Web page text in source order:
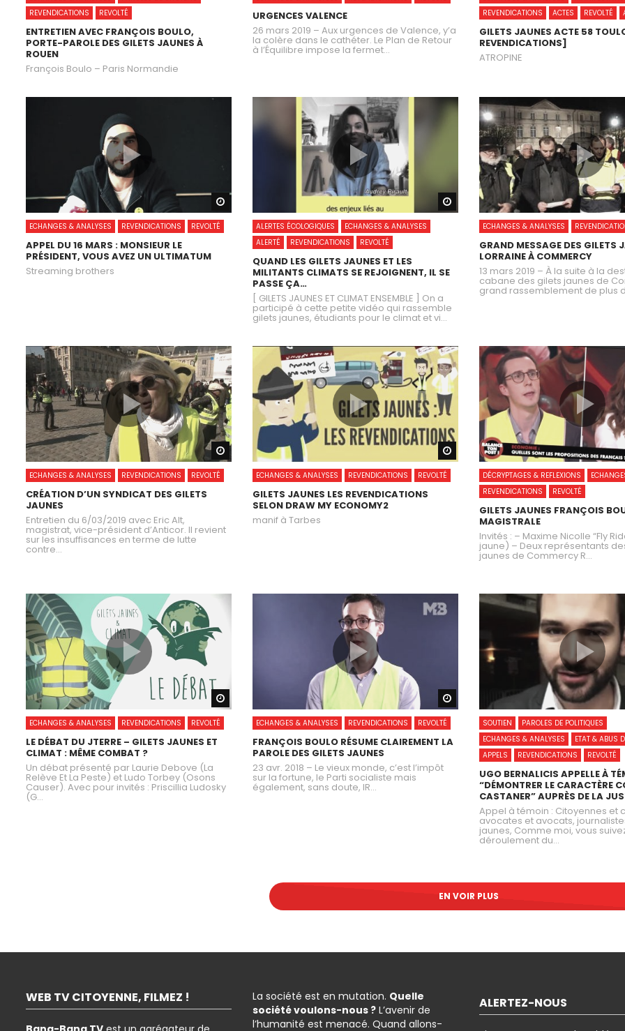
REVENDICATIONS
REVOLTÉ
ENTRETIEN AVEC FRANÇOIS BOULO,
PORTE-PAROLE DES GILETS JAUNES À
ROUEN
François Boulo – Paris Normandie
URGENCES VALENCE
26 mars 2019 – Aux urgences de Valence, y’a
la colère dans le cathéter. Le Plan de Retour
à l’Équilibre impose la fermet...
REVENDICATIONS
ACTES REVOLTÉ
GILETS JAUNES ACTE 58
REVENDICATIONS]
ATROPINE
ECHANGES & ANALYSES REVENDICATIONS REVOLTÉ
APPEL DU 16 MARS : MONSIEUR LE
PRÉSIDENT, VOUS AVEZ UN ULTIMATUM
Streaming brothers
Watch Later
ALERTES ÉCOLOGIQUES
ECHANGES & ANALYSES
ALERTÉ
REVENDICATIONS REVOLTÉ
QUAND LES GILETS JAUNES ET LES
MILITANTS CLIMATS SE REJOIGNENT, IL SE
PASSE ÇA…
[ GILETS JAUNES ET CLIMAT ENSEMBLE ] On a
participé à cette petite vidéo qui rassemble
gilets jaunes, étudiants pour le climat et vi...
ECHANGES & ANALYSES
GRAND MESSAGE DES GILETS
LORRAINE À COMMERCY
13 mars 2019 – À la suite à la
cabane des gilets jaunes de
grand rassemblement de plus
Watch Later
ECHANGES & ANALYSES REVENDICATIONS REVOLTÉ
CRÉATION D’UN SYNDICAT DES GILETS
JAUNES
Entretien du 6/03/2019 avec Eric Alt,
magistrat, vice-président d’Anticor. Il revient
sur les insuffisances en terme de lutte
contre...
Watch Later
ECHANGES & ANALYSES REVENDICATIONS REVOLTÉ
GILETS JAUNES LES REVENDICATIONS
SELON DRAW MY ECONOMY2
manif à Tarbes
DÉCRYPTAGES & REFLEXIONS
REVENDICATIONS
REVOLTÉ
GILETS JAUNES FRANÇOIS
MAGISTRALE
Invités : – Maxime Nicolle “Fly
jaune) – Deux représentants
jaunes de Commercy R...
ECHANGES & ANALYSES REVENDICATIONS REVOLTÉ
LE DÉBAT DU JTERRE – GILETS JAUNES ET
CLIMAT : MÊME COMBAT ?
Un débat présenté par Laurie Debove (La
Relève Et La Peste) et Ludo Torbey (Osons
Causer). Avec pour invités : Priscillia Ludosky
(G...
Watch Later
ECHANGES & ANALYSES REVENDICATIONS REVOLTÉ
FRANÇOIS BOULO RÉSUME CLAIREMENT LA
PAROLE DES GILETS JAUNES
23 avr. 2018 – Le vieux monde, c’est l’impôt
sur la fortune, le Parti socialiste mais
également, sans doute, lR...
SOUTIEN
PAROLES DE POLITIQUES
ECHANGES & ANALYSES
ETAT & ABUS
APPELS
REVENDICATIONS REVOLTÉ
UGO BERNALICIS APPELLE À
“DÉMONTRER LE CARACTÈRE
CASTANER” AUPRÈS DE LA
Appel à témoin : Citoyennes et
avocates et avocats,
jaunes, Comme moi, vous
déroulement du...
EN VOIR PLUS
WEB TV CITOYENNE, FILMEZ ! La société est en mutation. Quelle
société voulons-nous ? L’avenir de
l’humanité est menacé. Quand allons-
ALERTEZ-NOUS